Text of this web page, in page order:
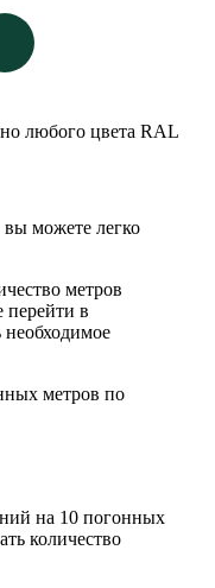
любого цвета RAL
можете легко
метров
перейти в
необходимое
метров по
на 10 погонных
количество